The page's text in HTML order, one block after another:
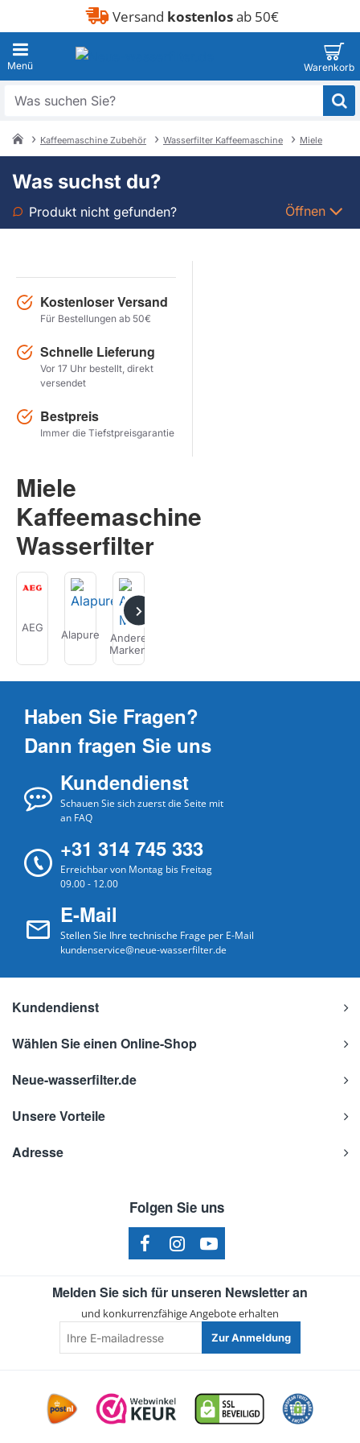
Versand kostenlosab 50€
Was
Sie?
Kaffeemaschine Zubehör Wasserfilter Kaffeemaschine Miele
Was suchst du?
Produkt nicht gefunden? Öffnen
PRODUKTE ANZEIGEN
Kostenloser Versand
Für Bestellungen ab 50€
Schnelle Lieferung
Vor 17 Uhr bestellt, direkt
versendet
Bestpreis
Immer die Tiefstpreisgarantie
Miele
Kaffeemaschine
Wasserfilter
AEG
Alapure
Andere
Marken
Haben Sie Fragen?
Dann fragen Sie uns
Kundendienst
Schauen Sie sich zuerst die Seite mit
an FAQ
+31 314 745 333
Erreichbar von Montag bis Freitag
09.00 - 12.00
E-Mail
Stellen Sie Ihre technische Frage per E-Mail
kundenservice@neue-wasserfilter.de
Kundendienst
Wählen Sie einen Online-Shop
Neue-wasserfilter.de
Unsere Vorteile
Adresse
Folgen Sie uns
Melden Sie sich für unseren Newsletter an
und konkurrenzfähige Angebote erhalten
E-
mailadresse
Zur Anmeldung